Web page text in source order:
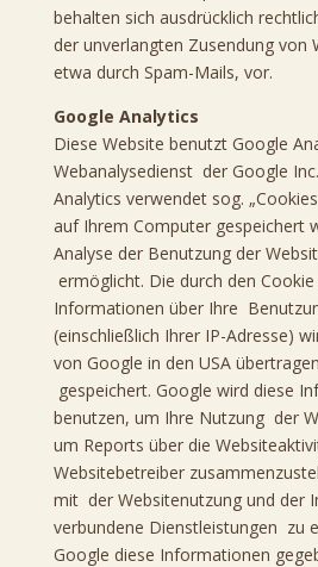
behalten sich ausdrücklich
der unverlangten Zusendung von
etwa durch Spam-Mails, vor.
Google Analytics
Diese Website benutzt Google
Webanalysedienst der Google
Analytics verwendet sog.
auf Ihrem Computer gespeichert
Analyse der Benutzung der
ermöglicht. Die durch den
Informationen über Ihre
(einschließlich Ihrer IP-Adresse)
von Google in den USA
gespeichert. Google wird diese
benutzen, um Ihre Nutzung der
um Reports über die
Websitebetreiber
mit der Websitenutzung und der
verbundene Dienstleistungen zu
Google diese Informationen